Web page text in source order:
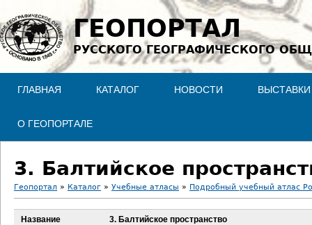
Jump to navigation
ГЕОПОРТАЛ
РУССКОГО ГЕОГРАФИЧЕСКОГО
ГЛАВНАЯ КАТАЛОГ НОВОСТИ ВЫСТАВКИ
О ГЕОПОРТАЛЕ
3. Балтийское
В
Геопортал » Каталог » Учебные атласы » Подробный учебный атлас
Название 3. Балтийское пространство